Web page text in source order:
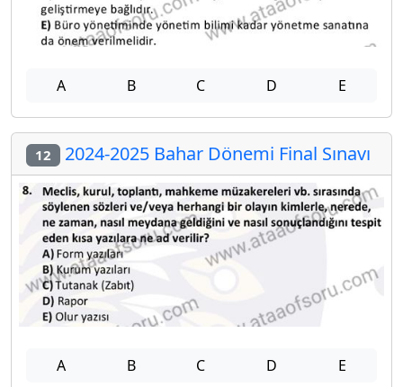
A B C D E
12 2024-2025 Bahar Dönemi Final Sınavı
A B C D E